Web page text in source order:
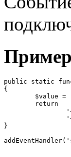
Пример
public static
{
}